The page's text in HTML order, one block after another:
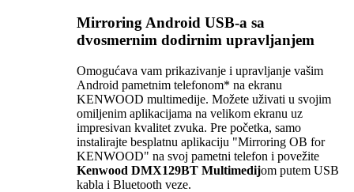
Mirroring Android USB-a sa
dvosmernim dodirnim upravljanjem
Omogućava vam prikazivanje i upravljanje vašim
Android pametnim telefonom* na ekranu
KENWOOD multimedije. Možete uživati u svojim
omiljenim aplikacijama na velikom ekranu uz
impresivan kvalitet zvuka. Pre početka, samo
instalirajte besplatnu aplikaciju "Mirroring OB for
KENWOOD" na svoj pametni telefon i povežite
Kenwood DMX129BT Multimedijom putem USB
kabla i Bluetooth veze.